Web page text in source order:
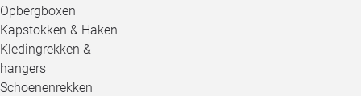
Opbergboxen
Kapstokken & Haken
Kledingrekken & -
hangers
Schoenenrekken